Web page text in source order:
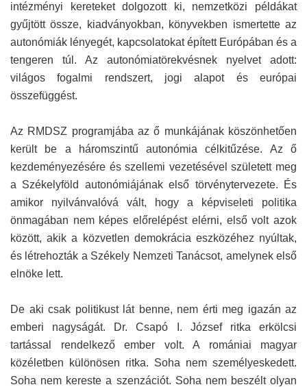
intézményi kereteket dolgozott ki, nemzetközi példákat
gyűjtött össze, kiadványokban, könyvekben ismertette az
autonómiák lényegét, kapcsolatokat épített Európában és a
tengeren túl. Az autonómiatörekvésnek nyelvet adott:
világos fogalmi rendszert, jogi alapot és európai
összefüggést.
Az RMDSZ programjába az ő munkájának köszönhetően
került be a háromszintű autonómia célkitűzése. Az ő
kezdeményezésére és szellemi vezetésével született meg
a Székelyföld autonómiájának első törvénytervezete. És
amikor nyilvánvalóvá vált, hogy a képviseleti politika
önmagában nem képes előrelépést elérni, első volt azok
között, akik a közvetlen demokrácia eszközéhez nyúltak,
és létrehozták a Székely Nemzeti Tanácsot, amelynek első
elnöke lett.
De aki csak politikust lát benne, nem érti meg igazán az
emberi nagyságát. Dr. Csapó I. József ritka erkölcsi
tartással rendelkező ember volt. A romániai magyar
közéletben különösen ritka. Soha nem személyeskedett.
Soha nem kereste a szenzációt. Soha nem beszélt olyan